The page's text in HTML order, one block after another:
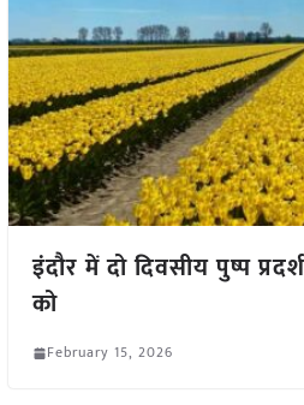
इंदौर में दो दिवसीय पुष्प
को
February 15, 2026